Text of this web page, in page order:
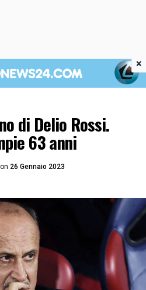
di Delio Rossi.
63 anni
on 26 Gennaio 2023
×